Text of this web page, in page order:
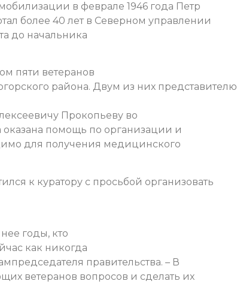
в феврале 1946 года Петр
более 40 лет в Северном управлении
до начальника
пяти ветеранов
района. Двум из них представителю
Прокопьеву во
помощь по организации и
для получения медицинского
к куратору с просьбой организовать
годы, кто
как никогда
правительства. – В
ветеранов вопросов и сделать их